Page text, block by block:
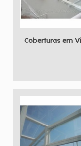
Coberturas em